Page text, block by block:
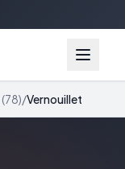
(78)/Vernouillet